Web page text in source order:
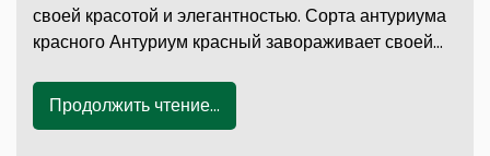
своей красотой и элегантностью. Сорта антуриума
красного Антуриум красный завораживает своей…
Продолжить чтение...